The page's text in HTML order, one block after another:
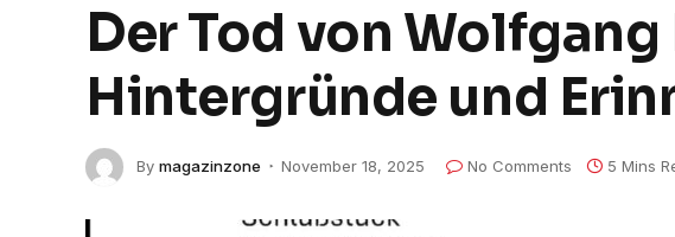
Der Tod von
Hintergründe und
By magazinzone November 18, 2025 No Comments 5 Mins